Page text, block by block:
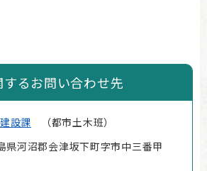
るお問い合わせ先
建設課
都市土木班
河沼郡会津坂下町字市中三番甲